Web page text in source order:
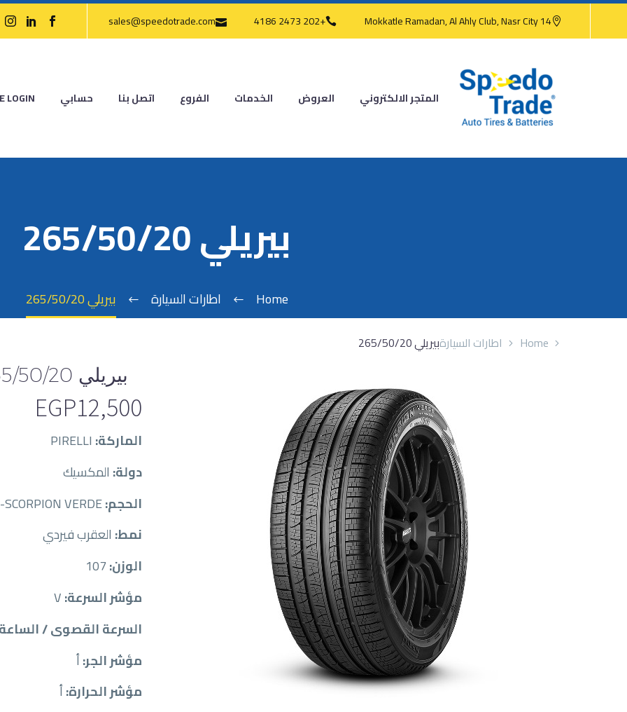
14 Mokkatle Ramadan, Al Ahly Club, Nasr City
+202 2473 4186
sales@speedotrade.com
المتجر الالكتروني العروض الخدمات الفروع اتصل بنا حسابي LOGIN
بيريلي 265/50/20
Home اطارات السيارة بيريلي 265/50/20
Home اطارات السيارةبيريلي 265/50/20
بيريلي 265/50/20
EGP12,500
الماركة:
دولة: المكسيك
الحجم:
نمط: العقرب فيردي
الوزن:
مؤشر السرعة:
السرعة القصوى /
مؤشر الجر:أ
مؤشر الحرارة:أ